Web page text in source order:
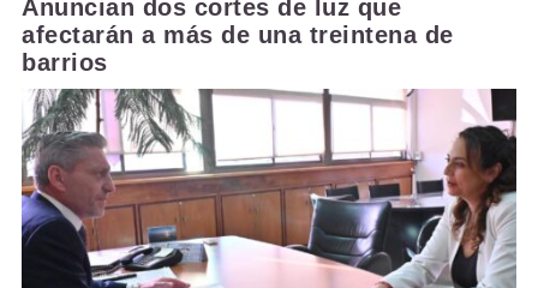
Anuncian dos cortes de luz que
afectarán a más de una treintena de
barrios